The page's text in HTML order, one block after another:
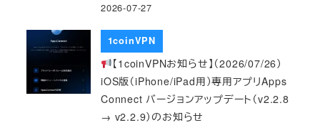
2026-07-27
1coinVPN
【1coinVPNお知らせ】（2026/07/26）
iOS版（iPhone/iPad用）専用アプリApps
Connect バージョンアップデート（v2.2.8
→ v2.2.9）のお知らせ